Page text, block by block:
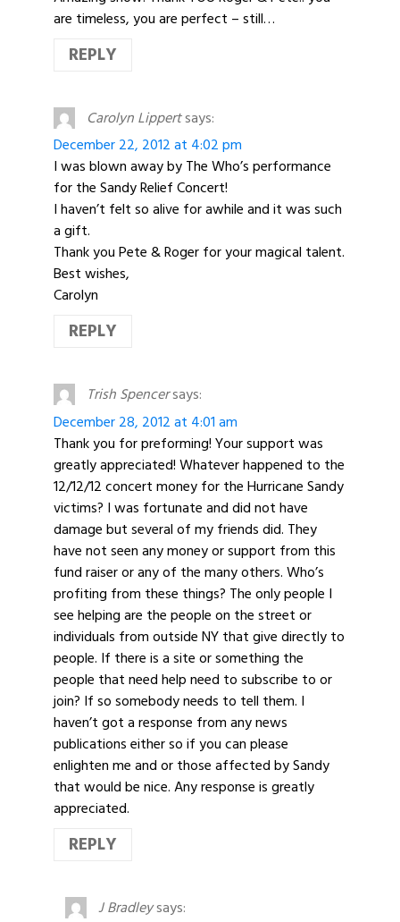
are timeless, you are perfect – still…
REPLY
Carolyn Lippertsays:
December 22, 2012 at 4:02 pm
I was blown away by The Who’s performance
for the Sandy Relief Concert!
I haven’t felt so alive for awhile and it was such
a gift.
Thank you Pete & Roger for your magical talent.
Best wishes,
Carolyn
REPLY
Trish Spencersays:
December 28, 2012 at 4:01 am
Thank you for preforming! Your support was
greatly appreciated! Whatever happened to the
12/12/12 concert money for the Hurricane Sandy
victims? I was fortunate and did not have
damage but several of my friends did. They
have not seen any money or support from this
fund raiser or any of the many others. Who’s
profiting from these things? The only people I
see helping are the people on the street or
individuals from outside NY that give directly to
people. If there is a site or something the
people that need help need to subscribe to or
join? If so somebody needs to tell them. I
haven’t got a response from any news
publications either so if you can please
enlighten me and or those affected by Sandy
that would be nice. Any response is greatly
appreciated.
REPLY
J Bradleysays: